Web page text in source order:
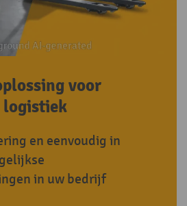
voor
logistiek
en eenvoudig in
in uw bedrijf